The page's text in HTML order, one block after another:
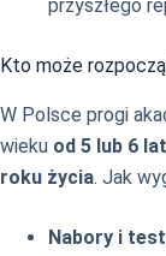
przyszłego
Kto może
W Polsce progi
wieku od 5 lub 6 lat
roku życia. Jak
Nabory i